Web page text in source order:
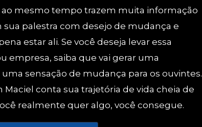
mesmo tempo trazem muita informação
sua palestra com desejo de mudança e
estar ali. Se você deseja levar essa
empresa, saiba que vai gerar uma
sensação de mudança para os ouvintes.
Maciel conta sua trajetória de vida cheia de
realmente quer algo, você consegue.